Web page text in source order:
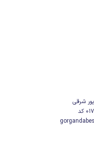
شرقی